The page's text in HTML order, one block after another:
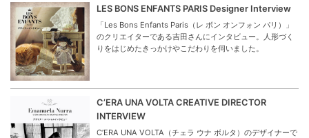
LES BONS ENFANTS PARIS Designer Interview
「Les Bons Enfants Paris（レ ボン オンフォン パリ）」
のクリエイターである吉田さんにインタビュー。人形づく
りをはじめたきっかけやこだわりを伺いました。
C’ERA UNA VOLTA CREATIVE DIRECTOR
INTERVIEW
C’ERA UNA VOLTA（チェラ ウナ ボルタ）のデザイナーで